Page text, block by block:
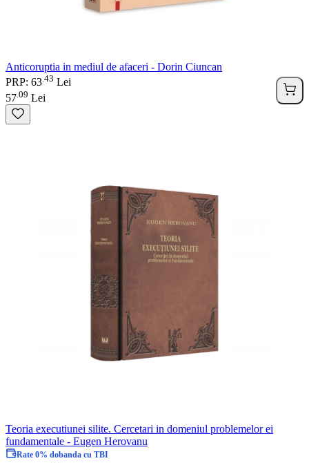
Anticoruptia in mediul de afaceri - Dorin Ciuncan
PRP: 63 43 Lei
57 09 Lei
Teoria executiunei silite. Cercetari in domeniul problemelor ei
fundamentale - Eugen Herovanu
Rate 0% dobanda cu TBI